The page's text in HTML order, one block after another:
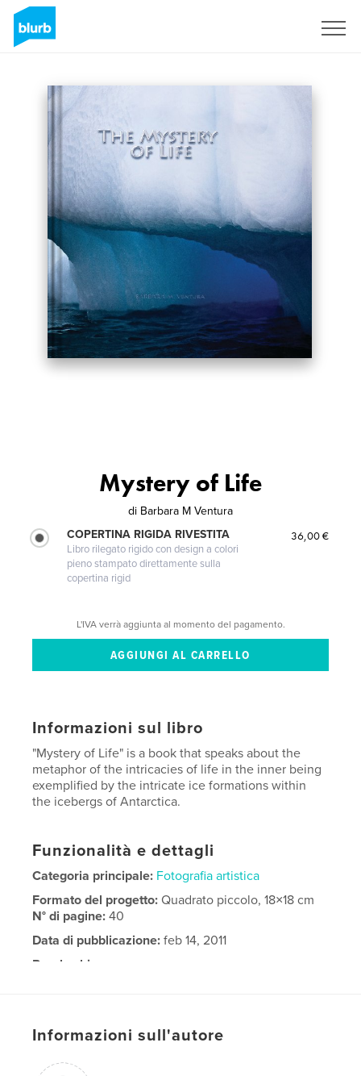
Mystery of Life
di Barbara M Ventura
COPERTINA RIGIDA RIVESTITA
Libro rilegato rigido con design a colori
pieno stampato direttamente sulla
copertina rigid
36,00 €
L'IVA verrà aggiunta al momento del pagamento.
Informazioni sul libro
"Mystery of Life" is a book that speaks about the
metaphor of the intricacies of life in the inner being
exemplified by the intricate ice formations within
the icebergs of Antarctica.
Funzionalità e dettagli
Categoria principale: Fotografia artistica
Formato del progetto:Quadrato piccolo, 18×18 cm
N° di pagine:40
Data di pubblicazione: feb 14, 2011
Parole chiave
Informazioni sull'autore